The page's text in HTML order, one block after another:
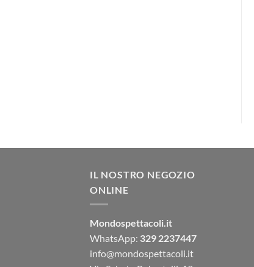
IL NOSTRO NEGOZIO
ONLINE
Mondospettacoli.it
WhatsApp: 329 2237447
info@mondospettacoli.it